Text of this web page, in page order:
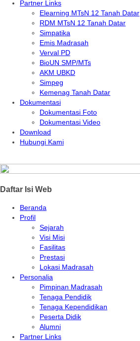
Partner Links
Elearning MTsN 12 Tanah Datar
RDM MTsN 12 Tanah Datar
Simpatika
Emis Madrasah
Verval PD
BioUN SMP/MTs
AKM UBKD
Simpeg
Kemenag Tanah Datar
Dokumentasi
Dokumentasi Foto
Dokumentasi Video
Download
Hubungi Kami
Daftar Isi Web
Beranda
Profil
Sejarah
Visi Misi
Fasilitas
Prestasi
Lokasi Madrasah
Personalia
Pimpinan Madrasah
Tenaga Pendidik
Tenaga Kependidikan
Peserta Didik
Alumni
Partner Links